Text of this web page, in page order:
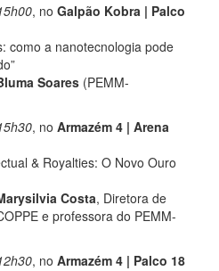
, no Galpão Kobra | Palco
como a nanotecnologia pode
Soares (PEMM-
, no Armazém 4 | Arena
& Royalties: O Novo Ouro
Costa, Diretora de
e professora do PEMM-
, no Armazém 4 | Palco 18